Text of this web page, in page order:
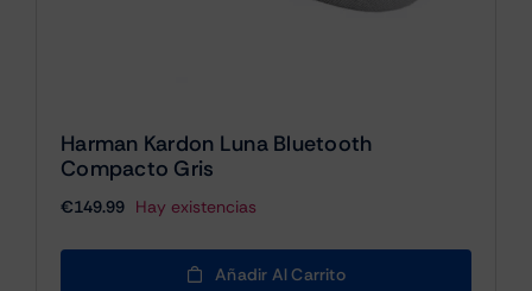
Harman Kardon Luna Bluetooth
Compacto Gris
€149.99 Hay existencias
Añadir Al Carrito